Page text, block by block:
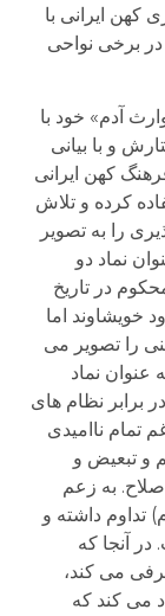
کهن ایرانی با
برخی نواحی
آدم» خود با
و با بیانی
کهن ایرانی
کرده و تلاش
را به تصویر
نماد دو
در تاریخ
خویشاوند اما
را تصویر می
عنوان نماد
برابر نظام های
تمام ناامیدی
و تبعیض و
صلاح. به زعم
تداوم داشته و
در آنجا که
می کند،
می کند که